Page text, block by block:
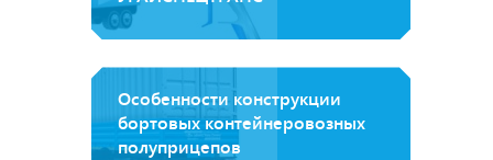
Особенности конструкции
бортовых контейнеровозных
полуприцепов